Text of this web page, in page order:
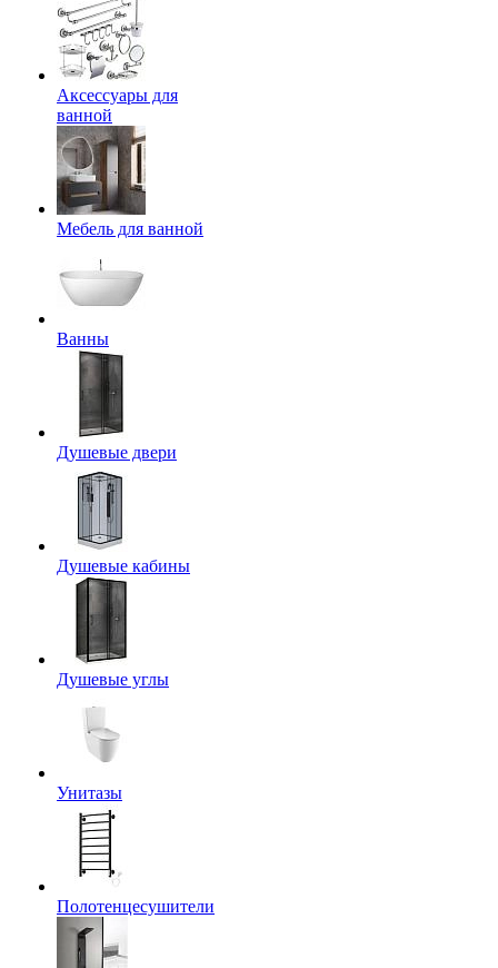
Аксессуары для
ванной
Мебель для ванной
Ванны
Душевые двери
Душевые кабины
Душевые углы
Унитазы
Полотенцесушители